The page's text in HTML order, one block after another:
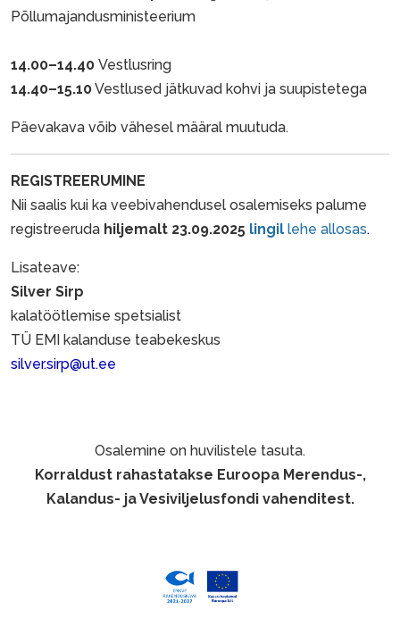
Põllumajandusministeerium
14.00–14.40 Vestlusring
14.40–15.10Vestlused jätkuvad kohvi ja suupistetega
Päevakava võib vähesel määral muutuda.
REGISTREERUMINE
Nii saalis kui ka veebivahendusel osalemiseks palume
registreeruda hiljemalt 23.09.2025 lingil lehe allosas.
Lisateave:
Silver Sirp
kalatöötlemise spetsialist
TÜ EMI kalanduse teabekeskus
silver.sirp@ut.ee
Osalemine on huvilistele tasuta.
Korraldust rahastatakse Euroopa Merendus-,
Kalandus- ja Vesiviljelusfondi vahenditest.